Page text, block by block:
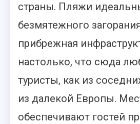
страны. Пляжи
безмятежного
прибрежная
настолько, что сюда
туристы, как из
из далекой Европы.
обеспечивают гостей